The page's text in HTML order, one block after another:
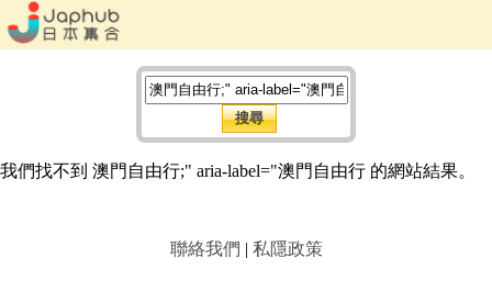
我們找不到 澳門自由行;" aria-label="澳門自由行 的網站結果。
聯絡我們 | 私隱政策